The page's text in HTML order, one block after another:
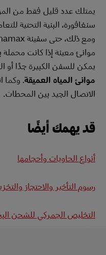
يمتلك عدد قليل فقط من
سنغافورة، البنية التحتية
موانئ معينة إذا كانت
يمكن للسفن الكبيرة جدًا أو
موانئ المياه العميقة. وكما
الاتصال الجيد بين المحطات.
قد يهمك أيضًا
أنواع الحاويات وأحجامها
رسوم التأخير والاحتجاز
التخليص الجمركي للشحن